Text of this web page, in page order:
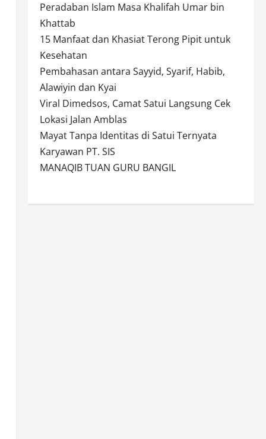
Peradaban Islam Masa Khalifah Umar bin
Khattab
15 Manfaat dan Khasiat Terong Pipit untuk
Kesehatan
Pembahasan antara Sayyid, Syarif, Habib,
Alawiyin dan Kyai
Viral Dimedsos, Camat Satui Langsung Cek
Lokasi Jalan Amblas
Mayat Tanpa Identitas di Satui Ternyata
Karyawan PT. SIS
MANAQIB TUAN GURU BANGIL